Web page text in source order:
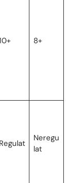
8+
Regulat
Neregu
lat